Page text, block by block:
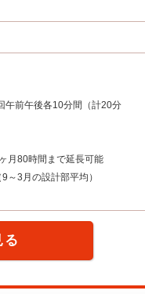
前午後各10分間（計20分
月80時間まで延長可能
3月の設計部平均）
る